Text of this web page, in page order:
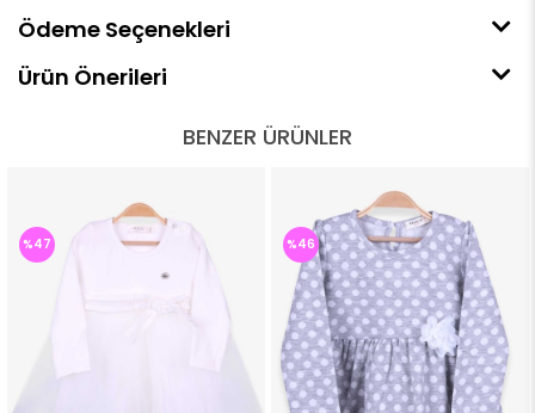
Ödeme Seçenekleri
Ürün Önerileri
BENZER ÜRÜNLER
%47 %46